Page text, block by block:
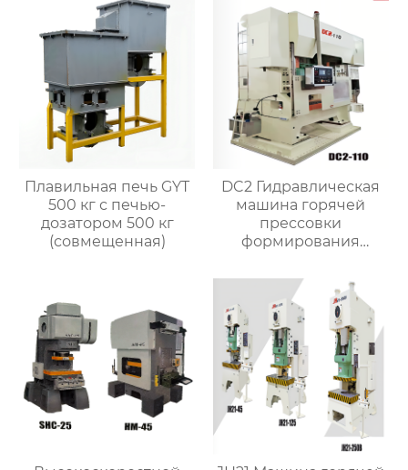
Плавильная печь GYT
500 кг с печью-
дозатором 500 кг
(совмещенная)
DC2 Гидравлическая
машина горячей
прессовки
формирования
для латунного клапана